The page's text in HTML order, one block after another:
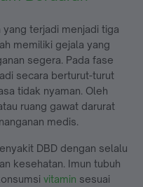
terjadi menjadi tiga
memiliki gejala yang
segera. Pada fase
secara berturut-turut
tidak nyaman. Oleh
ruang gawat darurat
medis.
DBD dengan selalu
kesehatan. Imun tubuh
vitamin sesuai